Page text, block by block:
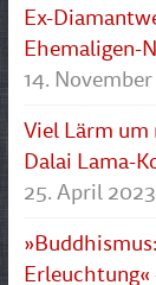
Ex-
Ehemaligen-
14.
Viel Lärm um
Dalai Lama-
25. April 2023
Erleuchtung«